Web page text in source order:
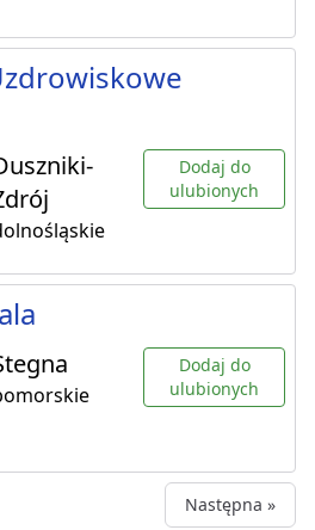
Dodaj do
ulubionych
Dodaj do
ulubionych
Następna »